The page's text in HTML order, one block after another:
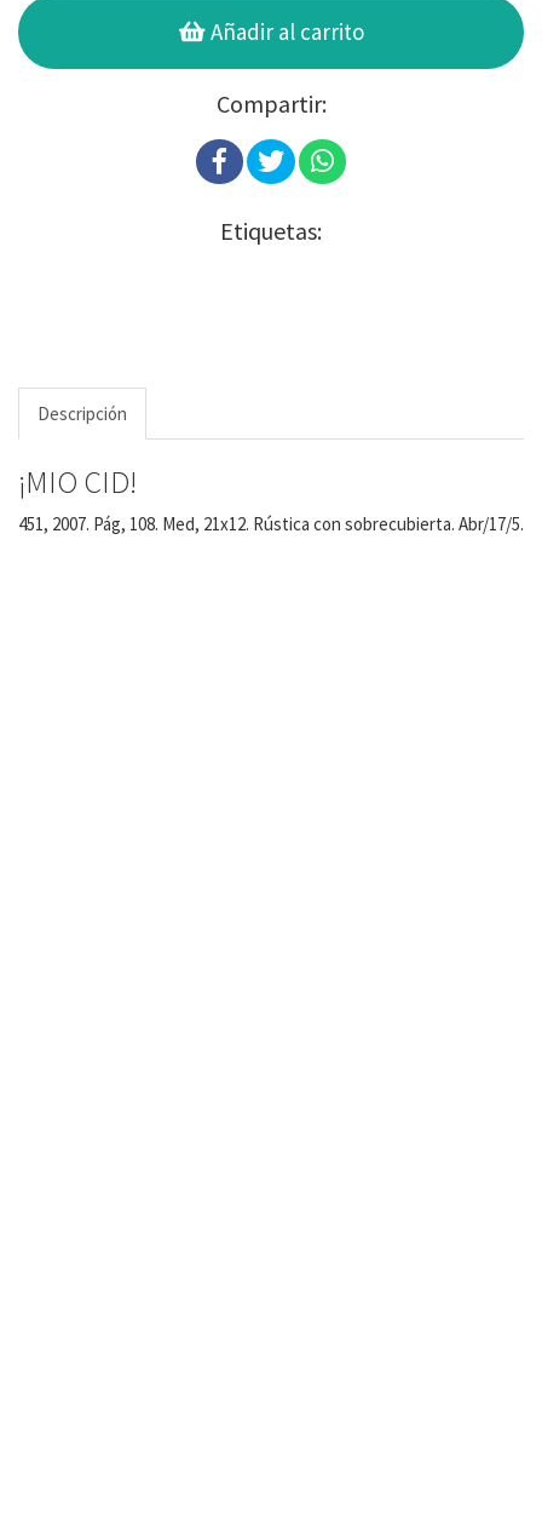
Añadir al carrito
Compartir:
Etiquetas:
Descripción
¡MIO CID!
451, 2007. Pág, 108. Med, 21x12. Rústica con sobrecubierta. Abr/17/5.